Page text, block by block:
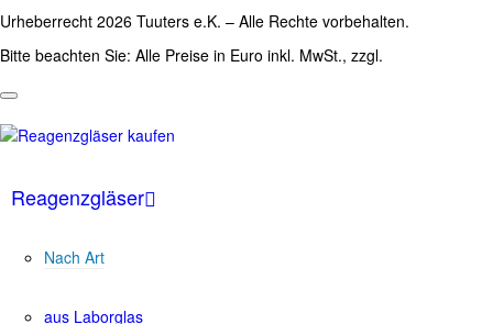
Urheberrecht 2026 Tuuters e.K. – Alle Rechte vorbehalten.
Bitte beachten Sie: Alle Preise in Euro inkl. MwSt., zzgl.
Reagenzgläser
Nach Art
aus Laborglas